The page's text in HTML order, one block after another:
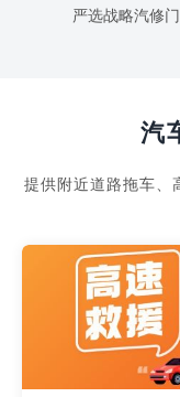
严选战略汽修
汽
提供附近道路拖车、